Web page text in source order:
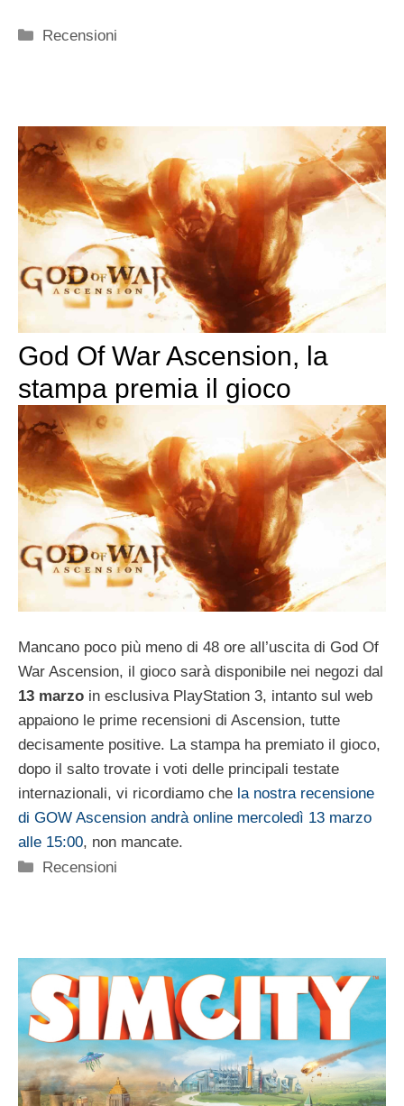
Categorie
Recensioni
God Of War Ascension, la
stampa premia il gioco
Mancano poco più meno di 48 ore all’uscita di God Of
War Ascension, il gioco sarà disponibile nei negozi dal
13 marzo in esclusiva PlayStation 3, intanto sul web
appaiono le prime recensioni di Ascension, tutte
decisamente positive. La stampa ha premiato il gioco,
dopo il salto trovate i voti delle principali testate
internazionali, vi ricordiamo che la nostra recensione
di GOW Ascension andrà online mercoledì 13 marzo
alle 15:00, non mancate.
Categorie
Recensioni